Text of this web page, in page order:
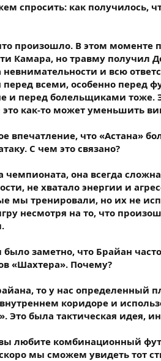
спросить: как получилось,
произошло. В этом моменте
Камара, но травму получил
и всю
перед всеми, особенно перед
и перед болельщиками тоже.
как-то может уменьшить
впечатление, что «Астана»
С чем это связано?
чемпионата, она всегда
не хватало энергии и
мы тренировали, но их не
несмотря на то, что
было заметно, что Брайан
«Шахтера». Почему?
то у нас определенный
коридоре и
Это была тактическая идея,
любите комбинационный
мы сможем увидеть тот